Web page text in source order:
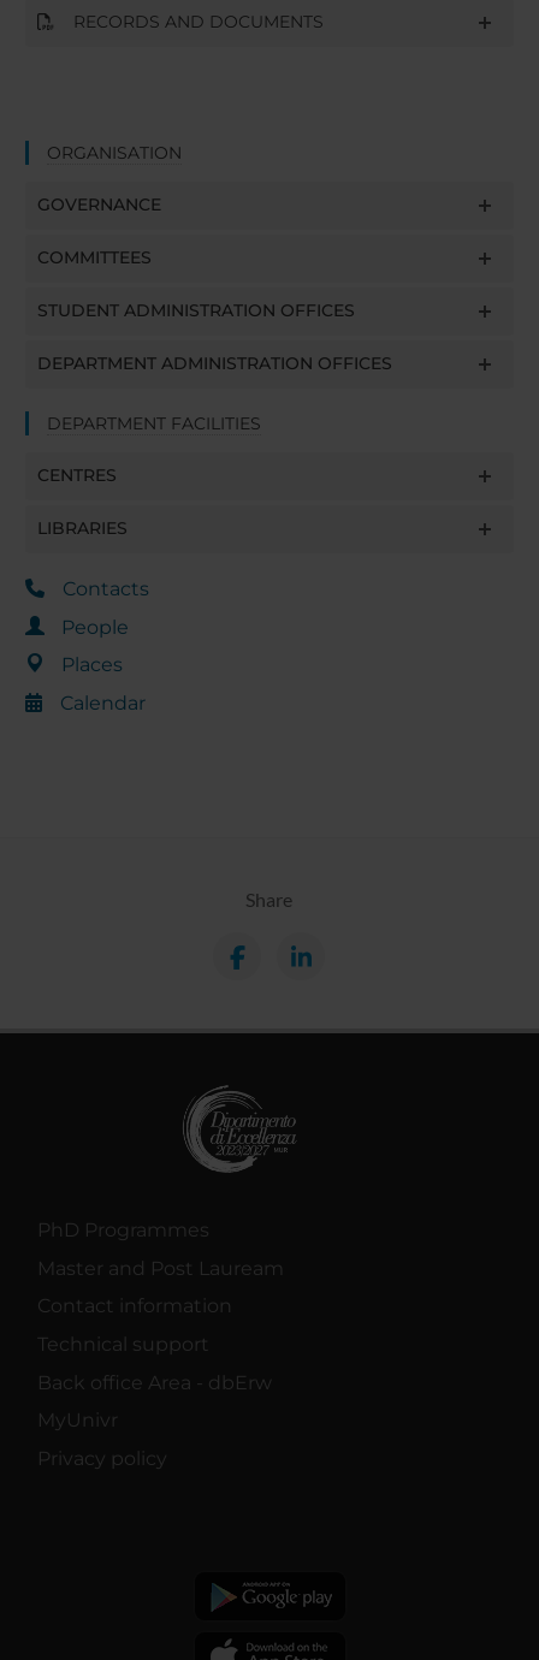
RECORDS AND DOCUMENTS
ORGANISATION
GOVERNANCE
COMMITTEES
STUDENT ADMINISTRATION OFFICES
DEPARTMENT ADMINISTRATION OFFICES
DEPARTMENT FACILITIES
CENTRES
LIBRARIES
Contacts
People
Places
Calendar
Share
PhD Programmes
Master and Post Lauream
Contact information
Technical support
Back office Area - dbErw
MyUnivr
Privacy policy